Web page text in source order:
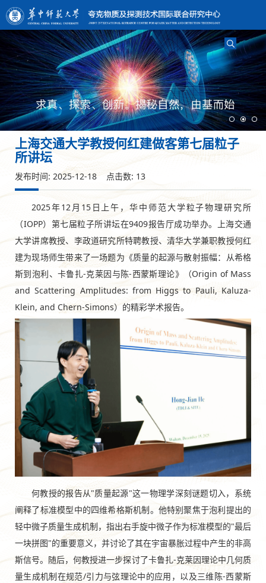
上海交通大学教授何红建做客第七届粒子
所讲坛​
发布时间: 2025-12-18 点击数: 13
2025年12月15日上午，华中师范大学粒子物理研究所
（IOPP）第七届粒子所讲坛在9409报告厅成功举办。上海交通
大学讲席教授、李政道研究所特聘教授、清华大学兼职教授何红
建为现场师生带来了一场题为《质量的起源与散射振幅：从希格
斯到泡利、卡鲁扎-克莱因与陈-西蒙斯理论》（Origin of Mass
and Scattering Amplitudes: from Higgs to Pauli, Kaluza-
Klein, and Chern-Simons）的精彩学术报告。
何教授的报告从"质量起源"这一物理学深刻谜题切入，系统
阐释了标准模型中的四维希格斯机制。他特别聚焦于泡利提出的
轻中微子质量生成机制，指出右手旋中微子作为标准模型的"最后
一块拼图"的重要意义，并讨论了其在宇宙暴胀过程中产生的非高
斯信号。随后，何教授进一步探讨了卡鲁扎-克莱因理论中几何质
量生成机制在规范/引力与弦理论中的应用，以及三维陈-西蒙斯